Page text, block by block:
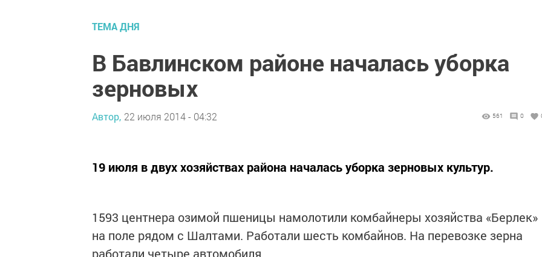
ТЕМА ДНЯ
В Бавлинском районе началась уборка
зерновых
Автор, 22 июля 2014 - 04:32 561 0
19 июля в двух хозяйствах района началась уборка зерновых культур.
1593 центнера озимой пшеницы намолотили комбайнеры хозяйства «Берлек»
на поле рядом с Шалтами. Работали шесть комбайнов. На перевозке зерна
работали четыре автомобиля.